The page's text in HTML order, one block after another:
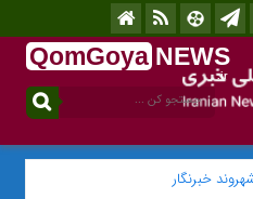
QomGoya NEWS
.ir
خبرنگار